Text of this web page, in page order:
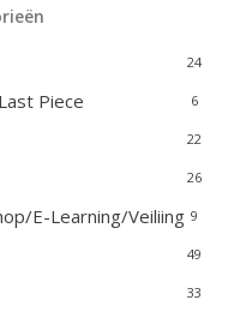
24
Piece 6
22
26
E-Learning/Veiliing 9
49
33